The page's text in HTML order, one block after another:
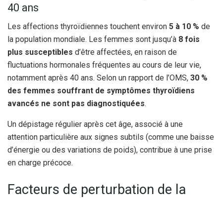
40 ans
Les affections thyroïdiennes touchent environ 5 à 10 % de
la population mondiale. Les femmes sont jusqu’à 8 fois
plus susceptibles d’être affectées, en raison de
fluctuations hormonales fréquentes au cours de leur vie,
notamment après 40 ans. Selon un rapport de l’OMS, 30 %
des femmes souffrant de symptômes thyroïdiens
avancés ne sont pas diagnostiquées.
Un dépistage régulier après cet âge, associé à une
attention particulière aux signes subtils (comme une baisse
d’énergie ou des variations de poids), contribue à une prise
en charge précoce.
Facteurs de perturbation de la